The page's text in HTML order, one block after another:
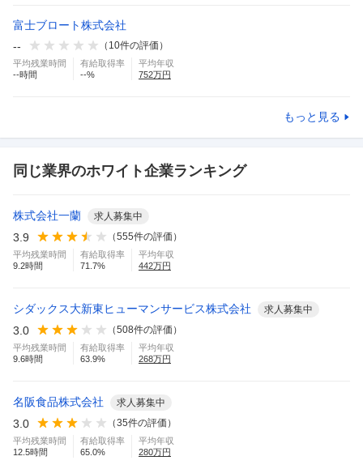
富士ブロート株式会社
--
（ 10件の評価）
平均残業時間
--時間
有給取得率
--%
平均年収
752万円
もっと見る
同じ業界のホワイト企業ランキング
株式会社一蘭 求人募集中
3.9 （555件の評価）
平均残業時間
9.2時間
有給取得率
71.7%
平均年収
442万円
シダックス大新東ヒューマンサービス株式会社 求人募集中
3.0 （508件の評価）
平均残業時間
9.6時間
有給取得率
63.9%
平均年収
268万円
名阪食品株式会社 求人募集中
3.0 （35件の評価）
平均残業時間
12.5時間
有給取得率
65.0%
平均年収
280万円